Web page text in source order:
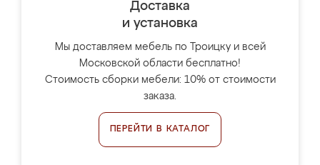
Доставка
и установка
Мы доставляем мебель по Троицку и всей
Московской области бесплатно!
Стоимость сборки мебели: 10% от стоимости
заказа.
ПЕРЕЙТИ В КАТАЛОГ